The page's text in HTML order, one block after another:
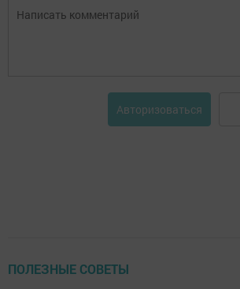
Авторизоваться
ПОЛЕЗНЫЕ СОВЕТЫ